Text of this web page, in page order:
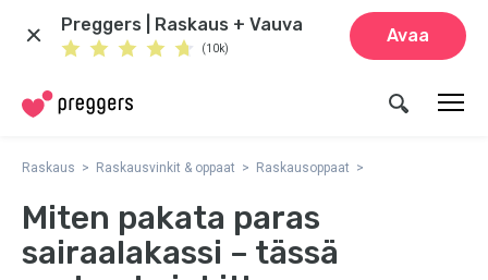
Preggers | Raskaus + Vauva
(10k)
Avaa
Raskaus Raskausvinkit & oppaat Raskausoppaat
Miten pakata paras
sairaalakassi – tässä